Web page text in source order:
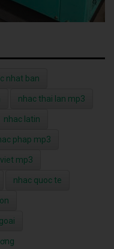
nhat ban
nhac thai lan mp3
nhac latin
phap mp3
mp3
nhac quoc te